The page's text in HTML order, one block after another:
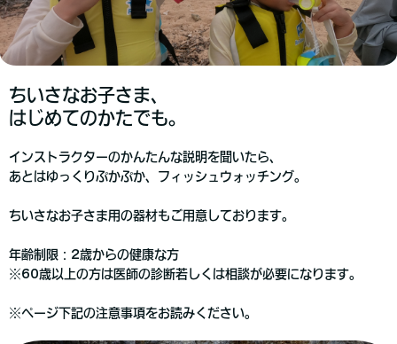
ちいさなお子さま、
はじめてのかたでも。
インストラクターのかんたんな説明を聞いたら、
あとはゆっくりぷかぷか、フィッシュウォッチング。
ちいさなお子さま用の器材もご用意しております。
年齢制限：2歳からの健康な方
※60歳以上の方は医師の診断若しくは相談が必要になります。
※ページ下記の注意事項をお読みください。